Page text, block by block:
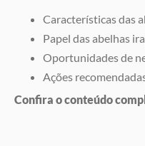
Características das
Papel das abelhas
Oportunidades de
Ações
Confira o conteúdo